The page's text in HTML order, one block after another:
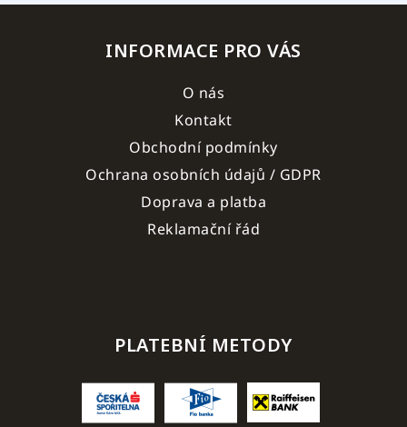
INFORMACE PRO VÁS
O nás
Kontakt
Obchodní podmínky
Ochrana osobních údajů / GDPR
Doprava a platba
Reklamační řád
PLATEBNÍ METODY